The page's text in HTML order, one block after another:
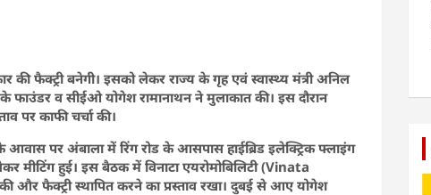
की फैक्ट्री बनेगी। इसको लेकर राज्य के गृह एवं स्वास्थ्य मंत्री अनिल
के फाउंडर व सीईओ योगेश रामानाथन ने मुलाकात की। इस दौरान
पर काफी चर्चा की।
पर अंबाला में रिंग रोड के आसपास हाईब्रिड इलेक्ट्रिक फ्लाइंग
हुई। इस बैठक में विनाटा एयरोमोबिलिटी (Vinata
फैक्ट्री स्थापित करने का प्रस्ताव रखा। दुबई से आए योगेश